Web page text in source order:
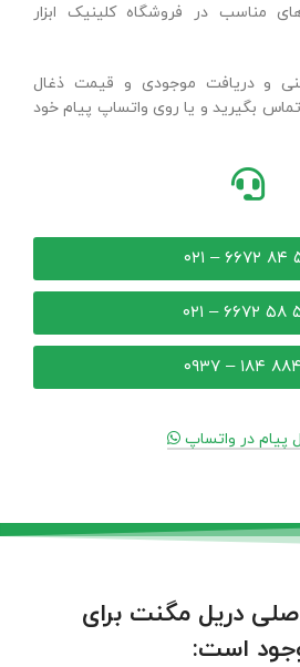
قیمت‌های مناسب در فروشگاه کلینیک ابزار
فنی و دریافت موجودی و قیمت ذغال
بگیرید و یا روی واتساپ پیام خود
– ۰۹۳۷
پیام در واتساپ
دریل مگنت برای
است: